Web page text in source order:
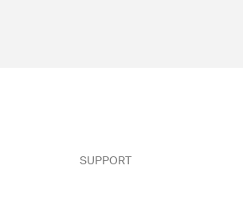
SUPPORT